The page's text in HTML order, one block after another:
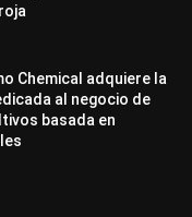
Chemical adquiere la
al negocio de
basada en